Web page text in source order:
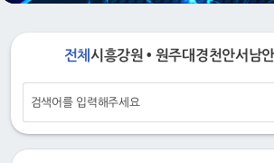
전체 시흥강원 • 원주대경천안서남